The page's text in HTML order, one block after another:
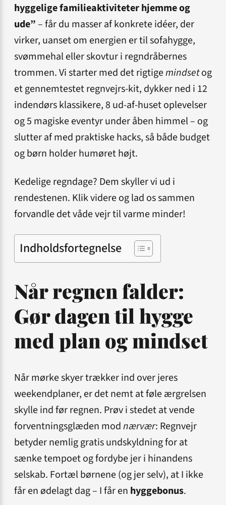
hyggelige familieaktiviteter hjemme og
ude”– får du masser af konkrete idéer, der
virker, uanset om energien er til sofahygge,
svømmehal eller skovtur i regndråbernes
trommen. Vi starter med det rigtigemindsetog
et gennemtestet regnvejrs-kit, dykker ned i 12
indendørs klassikere, 8 ud-af-huset oplevelser
og 5 magiske eventyr under åben himmel – og
slutter af med praktiske hacks, så både budget
og børn holder humøret højt.
Kedelige regndage? Dem skyller vi ud i
rendestenen. Klik videre og lad os sammen
forvandle det våde vejr til varme minder!
Indholdsfortegnelse
Når regnen falder:
Gør dagen til hygge
med plan og mindset
Når mørke skyer trækker ind over jeres
weekendplaner, er det nemt at føle ærgrelsen
skylle ind før regnen. Prøv i stedet at vende
forventningsglæden modnærvær: Regnvejr
betyder nemlig gratis undskyldning for at
sænke tempoet og fordybe jer i hinandens
selskab. Fortæl børnene (og jer selv), at I ikke
får en ødelagt dag – I får en hyggebonus.